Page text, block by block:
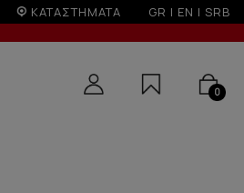
ΚΑΤΑΣΤΗΜΑΤΑ GR | EN | SRB
0